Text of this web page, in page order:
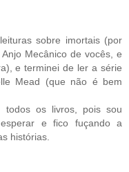
sobre imortais (por
Mecânico de vocês, e
e terminei de ler a série
Mead (que não é bem
todos os livros, pois sou
e fico fuçando a
histórias.